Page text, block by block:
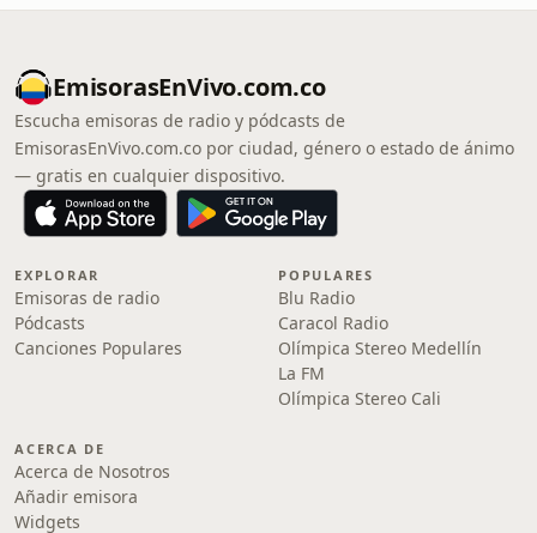
EmisorasEnVivo.com.co
Escucha emisoras de radio y pódcasts de
EmisorasEnVivo.com.co por ciudad, género o estado de ánimo
— gratis en cualquier dispositivo.
EXPLORAR
Emisoras de radio
Pódcasts
Canciones Populares
POPULARES
Blu Radio
Caracol Radio
Olímpica Stereo Medellín
La FM
Olímpica Stereo Cali
ACERCA DE
Acerca de Nosotros
Añadir emisora
Widgets